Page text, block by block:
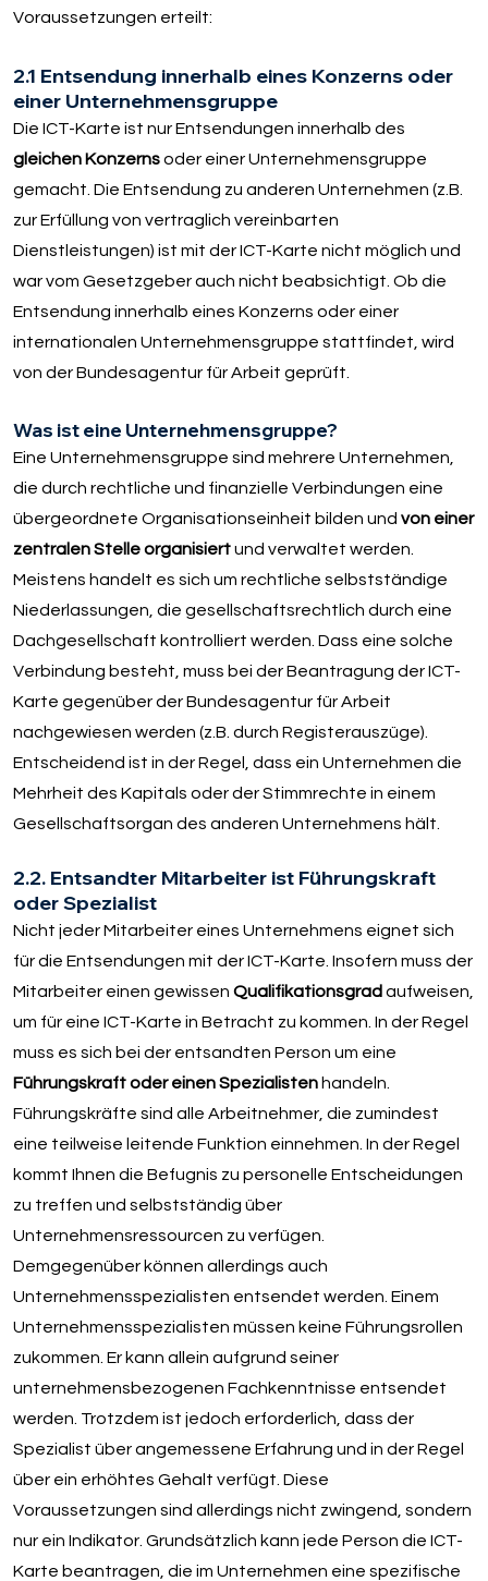
Voraussetzungen erteilt:
2.1 Entsendung innerhalb eines Konzerns oder
einer Unternehmensgruppe
Die ICT-Karte ist nur Entsendungen innerhalb des
gleichen Konzernsoder einer Unternehmensgruppe
gemacht. Die Entsendung zu anderen Unternehmen (z.B.
zur Erfüllung von vertraglich vereinbarten
Dienstleistungen) ist mit der ICT-Karte nicht möglich und
war vom Gesetzgeber auch nicht beabsichtigt. Ob die
Entsendung innerhalb eines Konzerns oder einer
internationalen Unternehmensgruppe stattfindet, wird
von der Bundesagentur für Arbeit geprüft.
Was ist eine Unternehmensgruppe?
Eine Unternehmensgruppe sind mehrere Unternehmen,
die durch rechtliche und finanzielle Verbindungen eine
übergeordnete Organisationseinheit bilden und von einer
zentralen Stelle organisiertund verwaltet werden.
Meistens handelt es sich um rechtliche selbstständige
Niederlassungen, die gesellschaftsrechtlich durch eine
Dachgesellschaft kontrolliert werden. Dass eine solche
Verbindung besteht, muss bei der Beantragung der ICT-
Karte gegenüber der Bundesagentur für Arbeit
nachgewiesen werden (z.B. durch Registerauszüge).
Entscheidend ist in der Regel, dass ein Unternehmen die
Mehrheit des Kapitals oder der Stimmrechte in einem
Gesellschaftsorgan des anderen Unternehmens hält.
2.2. Entsandter Mitarbeiter ist Führungskraft
oder Spezialist
Nicht jeder Mitarbeiter eines Unternehmens eignet sich
für die Entsendungen mit der ICT-Karte. Insofern muss der
Mitarbeiter einen gewissen Qualifikationsgrad aufweisen,
um für eine ICT-Karte in Betracht zu kommen. In der Regel
muss es sich bei der entsandten Person um eine
Führungskraft oder einen Spezialistenhandeln.
Führungskräfte sind alle Arbeitnehmer, die zumindest
eine teilweise leitende Funktion einnehmen. In der Regel
kommt Ihnen die Befugnis zu personelle Entscheidungen
zu treffen und selbstständig über
Unternehmensressourcen zu verfügen.
Demgegenüber können allerdings auch
Unternehmensspezialisten entsendet werden. Einem
Unternehmensspezialisten müssen keine Führungsrollen
zukommen. Er kann allein aufgrund seiner
unternehmensbezogenen Fachkenntnisse entsendet
werden. Trotzdem ist jedoch erforderlich, dass der
Spezialist über angemessene Erfahrung und in der Regel
über ein erhöhtes Gehalt verfügt. Diese
Voraussetzungen sind allerdings nicht zwingend, sondern
nur ein Indikator. Grundsätzlich kann jede Person die ICT-
Karte beantragen, die im Unternehmen eine spezifische